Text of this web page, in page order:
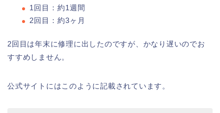
1回目：約1週間
2回目：約3ヶ月
2回目は年末に修理に出したのですが、かなり遅いのでお
すすめしません。
公式サイトにはこのように記載されています。